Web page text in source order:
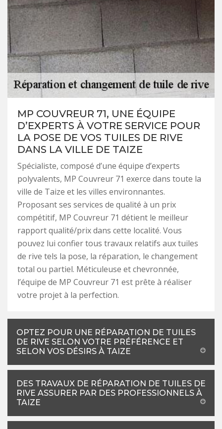
MP COUVREUR 71, UNE ÉQUIPE
D’EXPERTS À VOTRE SERVICE POUR
LA POSE DE VOS TUILES DE RIVE
DANS LA VILLE DE TAIZE
Spécialiste, composé d’une équipe d’experts
polyvalents, MP Couvreur 71 exerce dans toute la
ville de Taize et les villes environnantes.
Proposant ses services de qualité à un prix
compétitif, MP Couvreur 71 détient le meilleur
rapport qualité/prix dans cette localité. Vous
pouvez lui confier tous travaux relatifs aux tuiles
de rive tels la pose, la réparation, le changement
total ou partiel. Méticuleuse et chevronnée,
l’équipe de MP Couvreur 71 est prête à réaliser
votre projet à la perfection.
OPTEZ POUR UNE RÉPARATION DE TUILES
DE RIVE SELON VOTRE PRÉFÉRENCE ET
SELON VOS DÉSIRS À TAIZE
DES TRAVAUX DE RÉPARATION DE TUILES DE
RIVE ASSURER PAR DES PROFESSIONNELS À
TAIZE